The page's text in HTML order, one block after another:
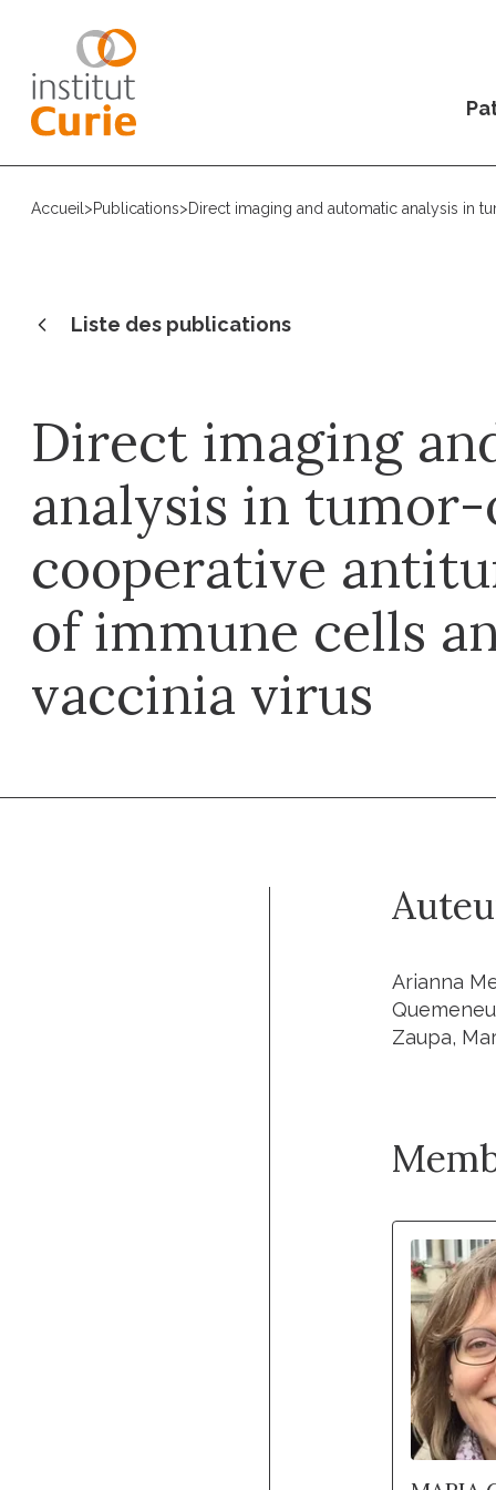
Accueil >Publications>Direct imaging and automatic analysis in
Liste des publications
Direct imaging
analysis in
cooperative
of immune cells
vaccinia virus
Arianna
Zaupa,